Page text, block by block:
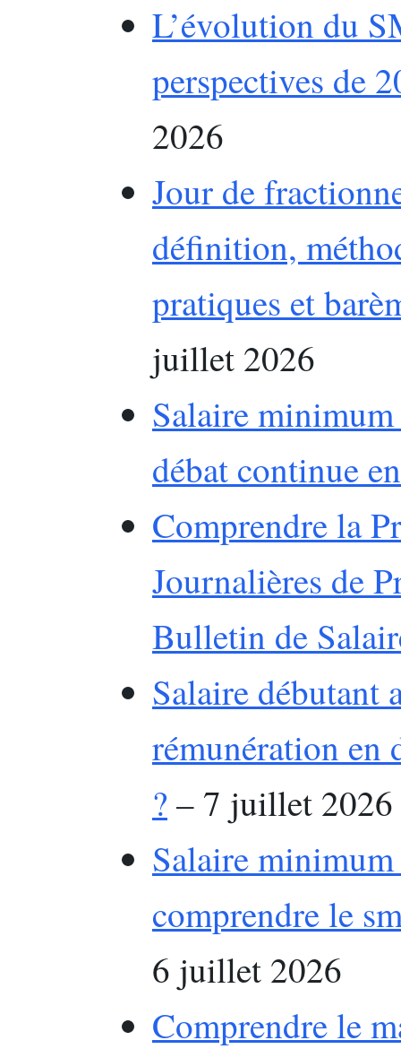
L’évolution du
perspectives de
2026
Jour de
définition,
pratiques et
juillet 2026
Salaire
débat continue
Comprendre la
Journalières de
Bulletin de
Salaire débutant
rémunération en
? – 7 juillet 2026
Salaire
comprendre le
6 juillet 2026
Comprendre le